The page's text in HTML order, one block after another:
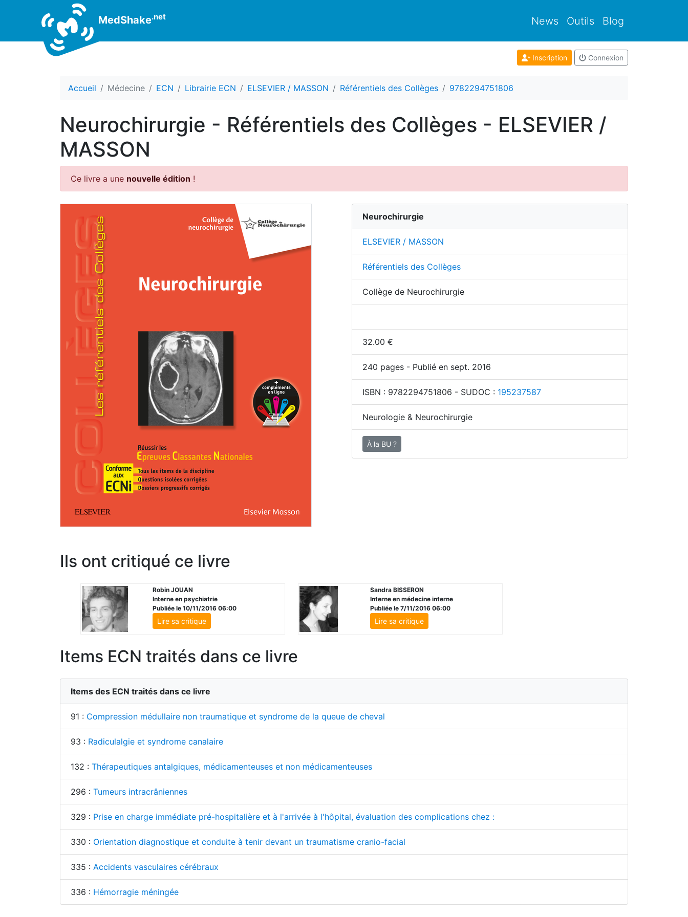
MedShake.net News Outils Blog
Inscription Connexion
Accueil Médecine ECN Librairie ECN ELSEVIER / MASSON Référentiels des Collèges 9782294751806
Neurochirurgie - Référentiels des Collèges - ELSEVIER /
MASSON
Ce livre a une nouvelle édition !
Neurochirurgie
ELSEVIER / MASSON
Référentiels des Collèges
Collège de Neurochirurgie
32.00 €
240 pages - Publié en sept. 2016
ISBN : 9782294751806 - SUDOC : 195237587
Neurologie & Neurochirurgie
À la BU ?
Ils ont critiqué ce livre
Robin JOUAN
Interne en psychiatrie
Publiée le 10/11/2016 06:00
Lire sa critique
Sandra BISSERON
Interne en médecine interne
Publiée le 7/11/2016 06:00
Lire sa critique
Items ECN traités dans ce livre
Items des ECN traités dans ce livre
91 : Compression médullaire non traumatique et syndrome de la queue de cheval
93 : Radiculalgie et syndrome canalaire
132 : Thérapeutiques antalgiques, médicamenteuses et non médicamenteuses
296 : Tumeurs intracrâniennes
329 : Prise en charge immédiate pré-hospitalière et à l'arrivée à l'hôpital, évaluation des complications chez :
330 : Orientation diagnostique et conduite à tenir devant un traumatisme cranio-facial
335 : Accidents vasculaires cérébraux
336 : Hémorragie méningée